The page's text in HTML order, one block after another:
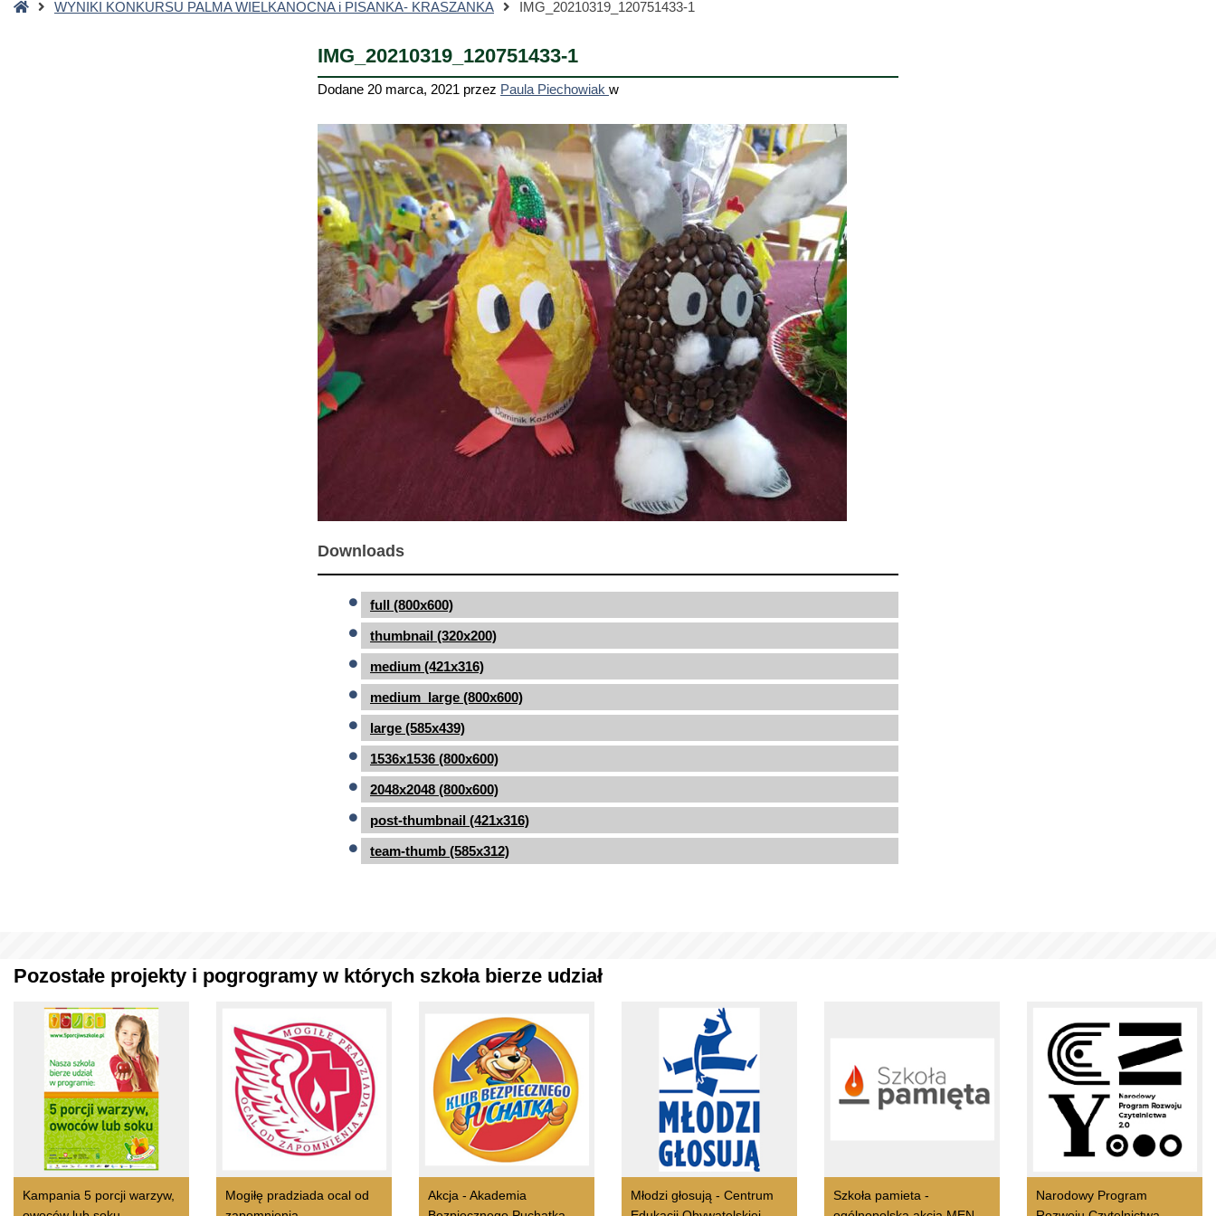
StronaWYNIKI KONKURSU PALMA WIELKANOCNA i PISANKA- KRASZANKA IMG_20210319_120751433-1
IMG_20210319_120751433-1
Dodane 20 marca, 2021 przez Paula Piechowiak w
Downloads
full (800x600)
thumbnail (320x200)
medium (421x316)
medium_large (800x600)
large (585x439)
1536x1536 (800x600)
2048x2048 (800x600)
post-thumbnail (421x316)
team-thumb (585x312)
Pozostałe projekty i pogrogramy w których szkoła bierze udział
Kampania 5 porcji warzyw,
Mogiłę pradziada ocal od
Akcja - Akademia
Młodzi głosują - Centrum
Szkoła pamieta -
Narodowy Program